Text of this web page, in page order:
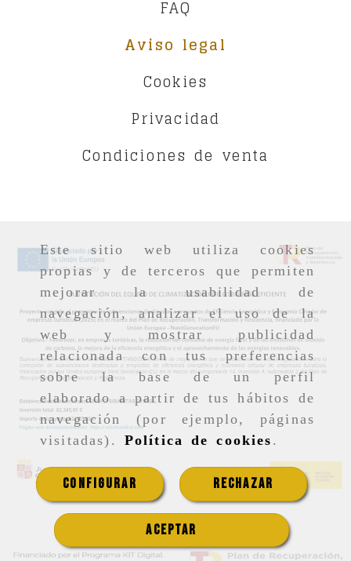
Este sitio web utiliza cookies
propias y de terceros que permiten
mejorar la usabilidad de
navegación, analizar el uso de la
web y mostrar publicidad
relacionada con tus preferencias
sobre la base de un perfil
elaborado a partir de tus hábitos de
navegación (por ejemplo, páginas
visitadas). Política de cookies .
CONFIGURAR RECHAZAR
ACEPTAR
FAQ
Aviso legal
Cookies
Privacidad
Condiciones de venta